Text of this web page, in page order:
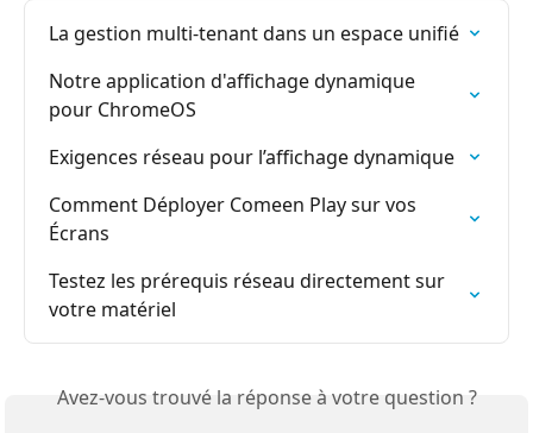
La gestion multi-tenant dans un espace unifié
Notre application d'affichage dynamique
pour ChromeOS
Exigences réseau pour l’affichage dynamique
Comment Déployer Comeen Play sur vos
Écrans
Testez les prérequis réseau directement sur
votre matériel
Avez-vous trouvé la réponse à votre question ?